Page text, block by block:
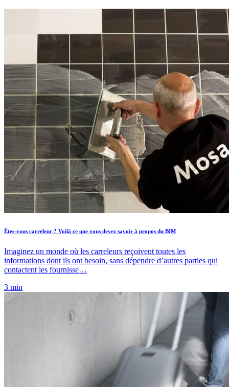
Êtes-vous carreleur ? Voilà ce que vous devez savoir à propos du BIM
Imaginez un monde où les carreleurs reçoivent toutes les
informations dont ils ont besoin, sans dépendre d’autres parties qui
contactent les fournisse…
3 min